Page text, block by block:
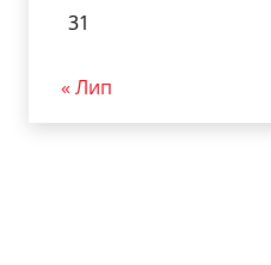
31
« Лип